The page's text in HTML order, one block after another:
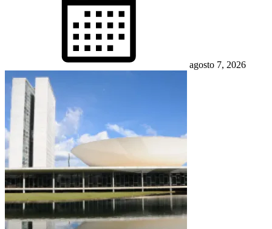
agosto 7, 2026